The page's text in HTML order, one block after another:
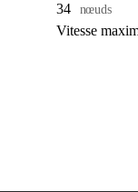
34 nœuds
Vitesse